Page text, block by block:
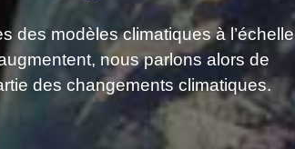
des modèles climatiques à l’échelle
nous parlons alors de
des changements climatiques.